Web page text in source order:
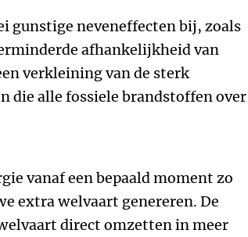
gunstige neveneffecten bij, zoals
afhankelijkheid van
verkleining van de sterk
die alle fossiele brandstoffen over
vanaf een bepaald moment zo
extra welvaart genereren. De
direct omzetten in meer